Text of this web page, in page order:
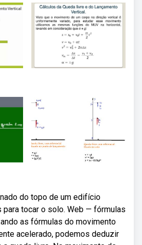
do topo de um edifício
para tocar o solo. Web — fórmulas
as fórmulas do movimento
acelerado, podemos deduzir